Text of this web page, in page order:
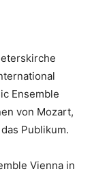
Ensemble
von Mozart,
Publikum.
Vienna in